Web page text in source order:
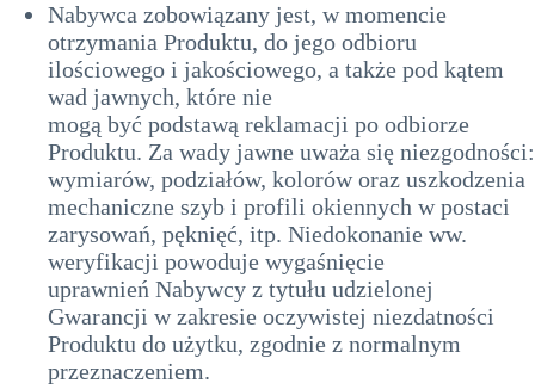
Nabywca zobowiązany jest, w momencie
otrzymania Produktu, do jego odbioru
ilościowego i jakościowego, a także pod kątem
wad jawnych, które nie
mogą być podstawą reklamacji po odbiorze
Produktu. Za wady jawne uważa się niezgodności:
wymiarów, podziałów, kolorów oraz uszkodzenia
mechaniczne szyb i profili okiennych w postaci
zarysowań, pęknięć, itp. Niedokonanie ww.
weryfikacji powoduje wygaśnięcie
uprawnień Nabywcy z tytułu udzielonej
Gwarancji w zakresie oczywistej niezdatności
Produktu do użytku, zgodnie z normalnym
przeznaczeniem.